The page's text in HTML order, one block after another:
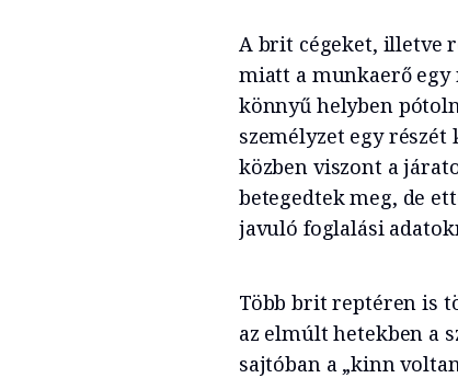
A brit cégeket, illetve
miatt a munkaerő egy
könnyű helyben
személyzet egy
közben viszont a
betegedtek meg, de
javuló foglalási
Több brit reptéren is
az elmúlt hetekben a
sajtóban a „kinn